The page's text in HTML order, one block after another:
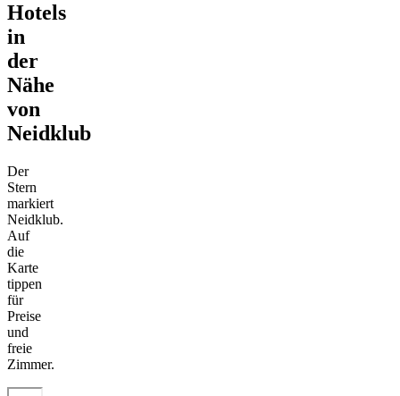
Hotels
in
der
Nähe
von
Neidklub
Der
Stern
markiert
Neidklub.
Auf
die
Karte
tippen
für
Preise
und
freie
Zimmer.